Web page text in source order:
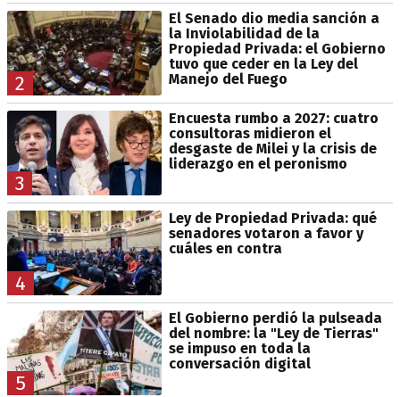
2
El Senado dio media sanción a
la Inviolabilidad de la
Propiedad Privada: el Gobierno
tuvo que ceder en la Ley del
Manejo del Fuego
3
Encuesta rumbo a 2027: cuatro
consultoras midieron el
desgaste de Milei y la crisis de
liderazgo en el peronismo
4
Ley de Propiedad Privada: qué
senadores votaron a favor y
cuáles en contra
5
El Gobierno perdió la pulseada
del nombre: la "Ley de Tierras"
se impuso en toda la
conversación digital